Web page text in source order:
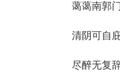
蔼蔼南郭
清阴可自
尽醉无复